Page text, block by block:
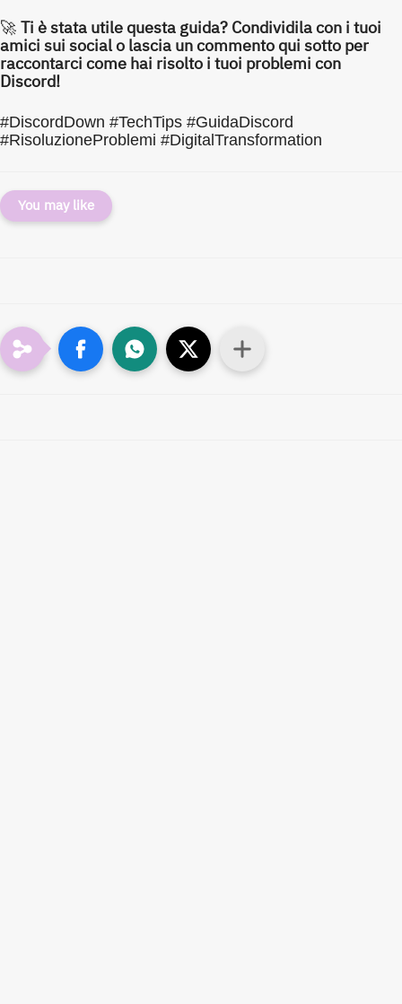
🚀 Ti è stata utile questa guida? Condividila con i tuoi
amici sui social o lascia un commento qui sotto per
raccontarci come hai risolto i tuoi problemi con
Discord!
#DiscordDown #TechTips #GuidaDiscord
#RisoluzioneProblemi #DigitalTransformation
You may like